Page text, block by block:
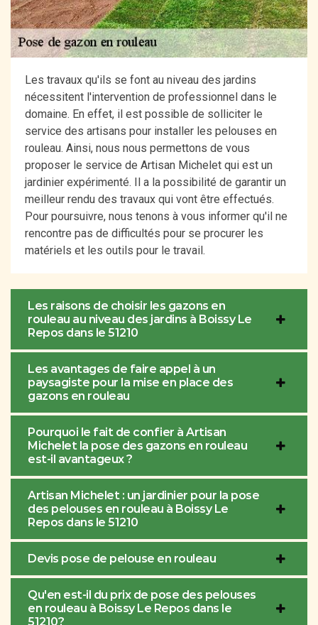
Les travaux qu'ils se font au niveau des jardins
nécessitent l'intervention de professionnel dans le
domaine. En effet, il est possible de solliciter le
service des artisans pour installer les pelouses en
rouleau. Ainsi, nous nous permettons de vous
proposer le service de Artisan Michelet qui est un
jardinier expérimenté. Il a la possibilité de garantir un
meilleur rendu des travaux qui vont être effectués.
Pour poursuivre, nous tenons à vous informer qu'il ne
rencontre pas de difficultés pour se procurer les
matériels et les outils pour le travail.
Les raisons de choisir les gazons en
rouleau au niveau des jardins à Boissy Le
Repos dans le 51210
Les avantages de faire appel à un
paysagiste pour la mise en place des
gazons en rouleau
Pourquoi le fait de confier à Artisan
Michelet la pose des gazons en rouleau
est-il avantageux ?
Artisan Michelet : un jardinier pour la pose
des pelouses en rouleau à Boissy Le
Repos dans le 51210
Devis pose de pelouse en rouleau
Qu'en est-il du prix de pose des pelouses
en rouleau à Boissy Le Repos dans le
51210?